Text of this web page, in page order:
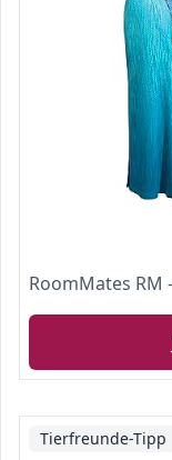
Tierfreunde-Tipp